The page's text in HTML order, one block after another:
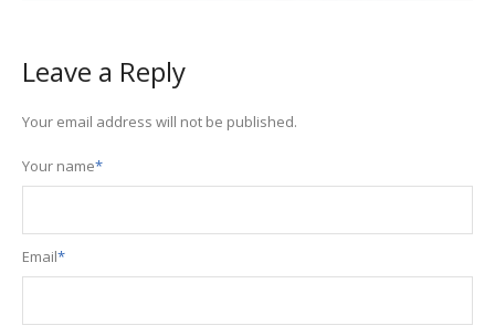
Leave a Reply
Your email address will not be published.
Your name*
Email*